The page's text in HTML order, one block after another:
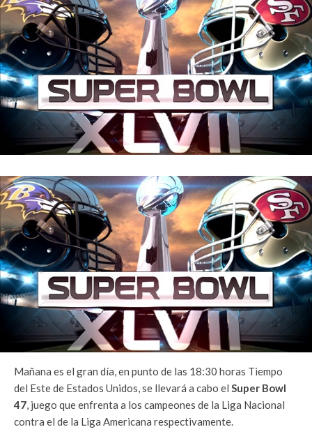
Mañana es el gran día, en punto de las 18:30 horas Tiempo
del Este de Estados Unidos, se llevará a cabo el Super Bowl
47, juego que enfrenta a los campeones de la Liga Nacional
contra el de la Liga Americana respectivamente.